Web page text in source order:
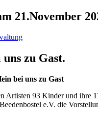
21.November
zu Gast.
bei uns zu Gast
Artisten 93 Kinder und
e.V. die